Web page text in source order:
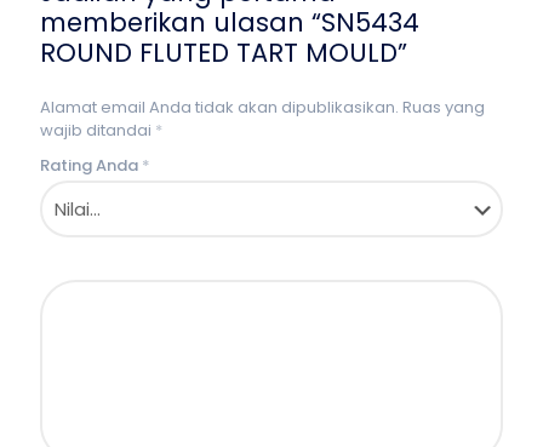
memberikan ulasan “SN5434
ROUND FLUTED TART MOULD”
Alamat email Anda tidak akan dipublikasikan. Ruas yang
wajib ditandai *
Rating Anda *